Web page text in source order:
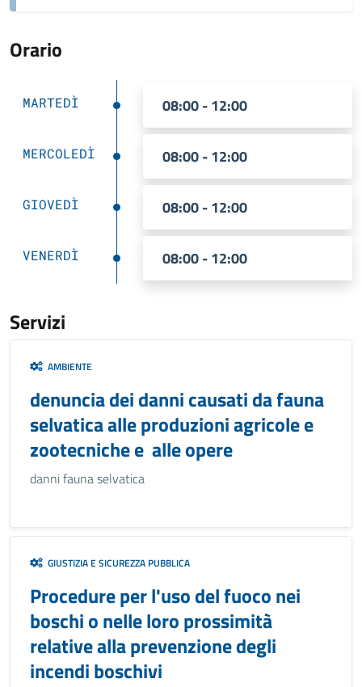
Orario
MARTEDÌ 08:00 - 12:00
MERCOLEDÌ 08:00 - 12:00
GIOVEDÌ 08:00 - 12:00
VENERDÌ 08:00 - 12:00
Servizi
AMBIENTE
denuncia dei danni causati da fauna
selvatica alle produzioni agricole e
zootecniche e alle opere
danni fauna selvatica
GIUSTIZIA E SICUREZZA PUBBLICA
Procedure per l'uso del fuoco nei
boschi o nelle loro prossimità
relative alla prevenzione degli
incendi boschivi